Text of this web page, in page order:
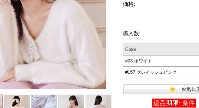
価格:
購入数:
Color
#03 ホワイト
#157 グレイッシュピンク